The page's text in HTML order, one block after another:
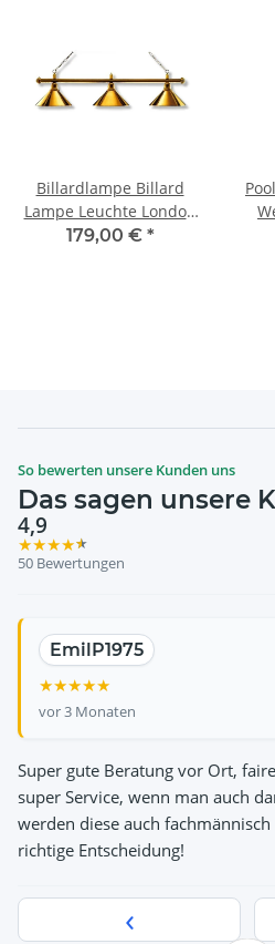
Billardlampe Billard
Lampe Leuchte London
messing
179,00 € *
So bewerten unsere Kunden uns
Das sagen unsere
4,9
★★★★★
50 Bewertungen
‹
EmilP1975
★★★★★
vor 3 Monaten
Super gute Beratung vor Ort,
super Service, wenn man auch
werden diese auch
richtige Entscheidung!
Ali Celik
★★★★★
Ulrich Hertzsch
★★★★★
Norman John
★★★★★
Susanne Emser
★★★★★